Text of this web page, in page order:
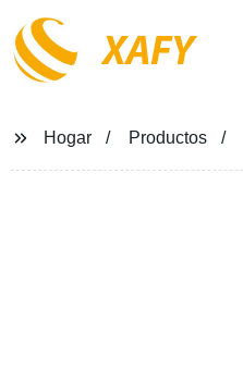
XAFY
Hogar Productos